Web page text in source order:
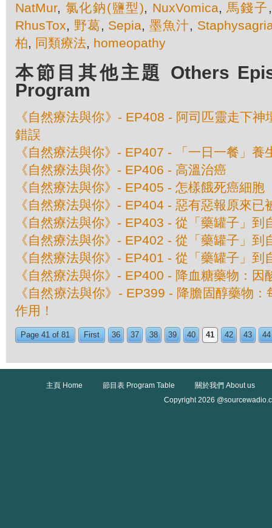
NatMur, 氯化鈉(鹽型), NuxVomica, 馬錢子
RhusTox, 野葛, Sepia,墨魚汁,
柏, 同類療法, homeopathy
本節目其他主題 Others
Program
《自然療法與你》- EP408 - 阿司匹靈走下
錯誤
《自然療法與你》- EP407 - 「一日一餐」養
《自然療法與你》- EP406 - 高溫治癌
《自然療法與你》- EP405 - 怎樣餓死癌細胞
《自然療法與你》- EP404 - 惡有惡報原來已
《自然療法與你》- EP403 - 從「藥罐子」到
《自然療法與你》- EP402 - 從「藥罐子」到
《自然療法與你》- EP401 - 從「藥罐子」到
《自然療法與你》- EP400 - 降血糖藥物：因
《自然療法與你》- EP399 - 降膽固醇藥物
作用！
Page 41 of 81 First 36 37 38 39 40 41 42 43 44
主頁 Home 節目表 Program Table
關於我們 About us
Copyright 2026